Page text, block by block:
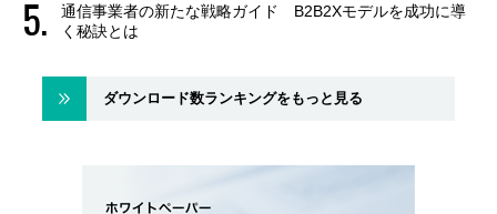
通信事業者の新たな戦略ガイド B2B2Xモデルを成功に導
く秘訣とは
ダウンロード数ランキングをもっと見る